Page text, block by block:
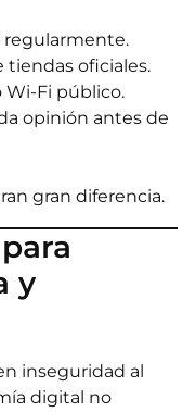
regularmente.
tiendas oficiales.
Wi-Fi público.
opinión antes de
gran diferencia.
y
inseguridad al
digital no